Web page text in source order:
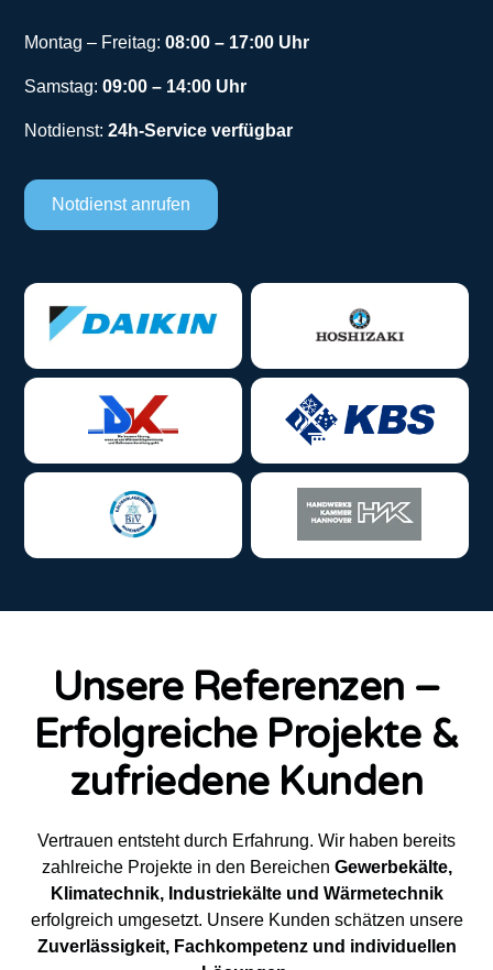
Montag – Freitag:08:00 – 17:00 Uhr
Samstag:09:00 – 14:00 Uhr
Notdienst:24h-Service verfügbar
Notdienst anrufen
Unsere Referenzen –
Erfolgreiche Projekte &
zufriedene Kunden
Vertrauen entsteht durch Erfahrung. Wir haben bereits
zahlreiche Projekte in den Bereichen Gewerbekälte,
Klimatechnik, Industriekälte und Wärmetechnik
erfolgreich umgesetzt. Unsere Kunden schätzen unsere
Zuverlässigkeit, Fachkompetenz und individuellen